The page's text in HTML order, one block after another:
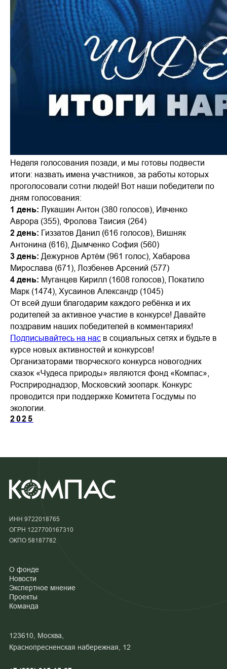
Неделя голосования позади, и мы готовы подвести
итоги: назвать имена участников, за работы которых
проголосовали сотни людей! Вот наши победители по
дням голосования:
1 день: Лукашин Антон (380 голосов), Ивченко
Аврора (355), Фролова Таисия (264)
2 день: Гиззатов Данил (616 голосов), Вишняк
Антонина (616), Дымченко София (560)
3 день: Дежурнов Артём (961 голос), Хабарова
Мирослава (671), Лозбенев Арсений (577)
4 день: Муганцев Кирилл (1608 голосов), Покатило
Марк (1474), Хусаинов Александр (1045)
От всей души благодарим каждого ребёнка и их
родителей за активное участие в конкурсе! Давайте
поздравим наших победителей в комментариях!
Подписывайтесь на нас в социальных сетях и будьте в
курсе новых активностей и конкурсов!
Организаторами творческого конкурса новогодних
сказок «Чудеса природы» являются фонд «Компас»,
Росприроднадзор, Московский зоопарк. Конкурс
проводится при поддержке Комитета Госдумы по
экологии.
2025
ИНН 9722018765
ОГРН 1227700167310
ОКПО 58187782
О фонде
Новости
Экспертное мнение
Проекты
Команда
123610, Москва,
Краснопресненская набережная, 12